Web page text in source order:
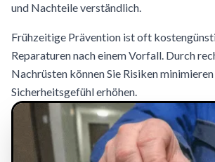
und Nachteile verständlich.
Frühzeitige Prävention ist oft
Reparaturen nach einem Vorfall. Durch
Nachrüsten können Sie Risiken
Sicherheitsgefühl erhöhen.